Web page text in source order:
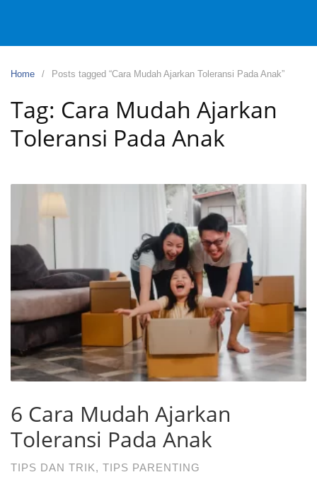
Home Posts tagged “Cara Mudah Ajarkan Toleransi Pada Anak”
Tag: Cara Mudah Ajarkan
Toleransi Pada Anak
6 Cara Mudah Ajarkan
Toleransi Pada Anak
TIPS DAN TRIK, TIPS PARENTING